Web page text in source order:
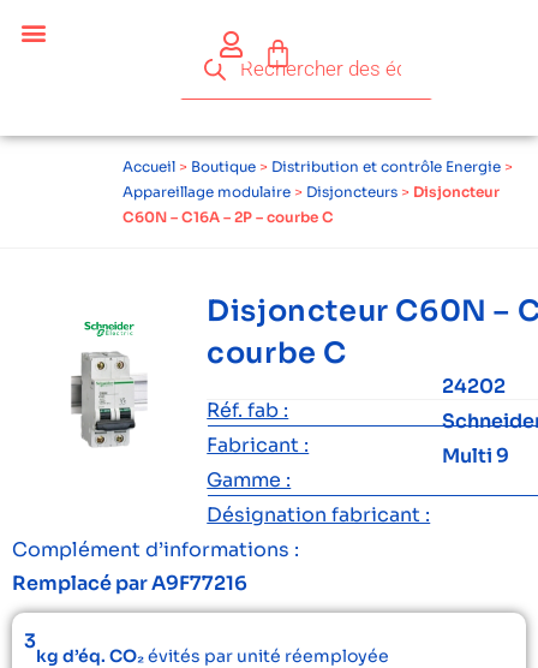
Accueil > Boutique > Distribution et contrôle Energie >
Appareillage modulaire > Disjoncteurs > Disjoncteur
C60N – C16A – 2P – courbe C
Disjoncteur C60N –
courbe C
Réf. fab :
24202
Fabricant :
Gamme :
Multi 9
Désignation fabricant :
Complément d’informations :
Remplacé par A9F77216
3
kg d’éq. CO₂évités par unité réemployée